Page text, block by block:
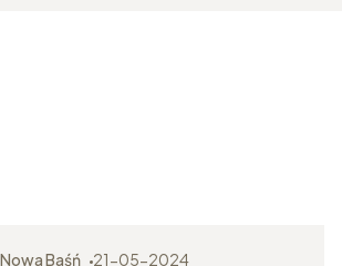
Baśń
21-05-2024